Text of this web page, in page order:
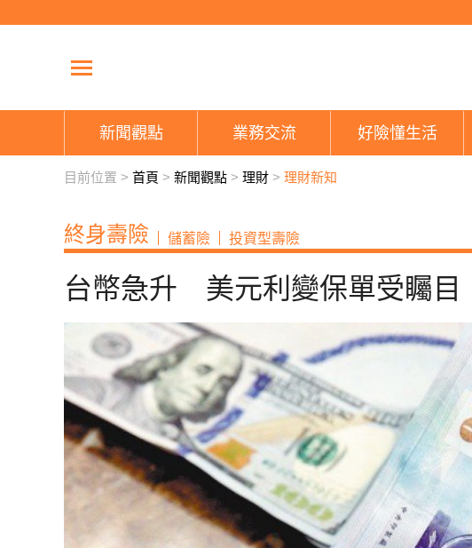
新聞觀點 業務交流 好險懂生活
目前位置 > 首頁 > 新聞觀點 > 理財 > 理財新知
終身壽險 儲蓄險 投資型壽險
台幣急升 美元利變保單受矚目